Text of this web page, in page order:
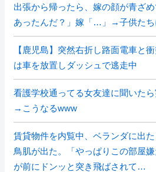
出張から帰ったら、嫁の顔が青ざ
あったんだ？」嫁「…」→子供た
【鹿児島】突然右折し路面電車と
は車を放置しダッシュで逃走中
看護学校通ってる女友達に聞いた
→こうなるwww
賃貸物件を内覧中、ベランダに出
鳥肌が出た。「やっぱりこの部屋
が前にドンッと突き飛ばされて…